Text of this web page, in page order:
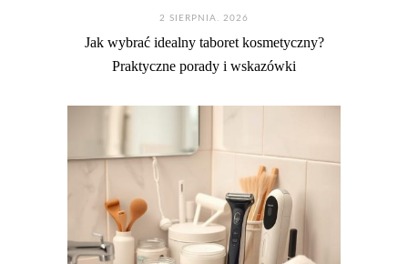
2 SIERPNIA. 2026
Jak wybrać idealny taboret kosmetyczny?
Praktyczne porady i wskazówki